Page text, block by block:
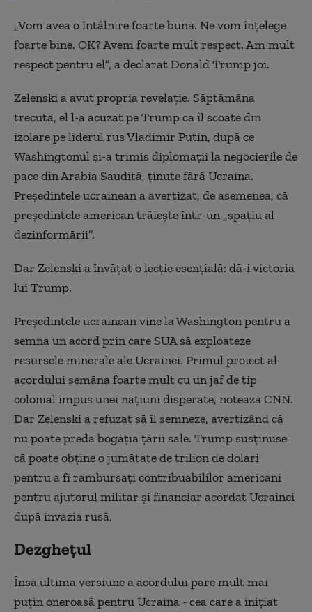
„Vom avea o întâlnire foarte bună. Ne vom înţelege
foarte bine. OK? Avem foarte mult respect. Am mult
respect pentru el”, a declarat Donald Trump joi.
Zelenski a avut propria revelaţie. Săptămâna
trecută, el l-a acuzat pe Trump că îl scoate din
izolare pe liderul rus Vladimir Putin, după ce
Washingtonul şi-a trimis diplomaţii la negocierile de
pace din Arabia Saudită, ţinute fără Ucraina.
Preşedintele ucrainean a avertizat, de asemenea, că
preşedintele american trăieşte într-un „spaţiu al
dezinformării”.
Dar Zelenski a învăţat o lecţie esenţială: dă-i victoria
lui Trump.
Preşedintele ucrainean vine la Washington pentru a
semna un acord prin care SUA să exploateze
resursele minerale ale Ucrainei. Primul proiect al
acordului semăna foarte mult cu un jaf de tip
colonial impus unei naţiuni disperate, notează CNN.
Dar Zelenski a refuzat să îl semneze, avertizând că
nu poate preda bogăţia ţării sale. Trump susţinuse
că poate obţine o jumătate de trilion de dolari
pentru a fi rambursaţi contribuabililor americani
pentru ajutorul militar şi financiar acordat Ucrainei
după invazia rusă.
Dezghețul
Însă ultima versiune a acordului pare mult mai
puţin oneroasă pentru Ucraina - cea care a iniţiat